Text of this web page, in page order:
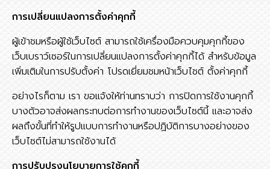
การเปลี่ยนแปลงการตั้งค่าคุกกี้
ผู้เข้าชมหรือผู้ใช้เว็บไซต์ สามารถใช้เครื่องมือควบคุมคุกกี้ของ
เว็บเบราว์เซอร์ในการเปลี่ยนแปลงการตั้งค่าคุกกี้ได้ สำหรับข้อมูล
เพิ่มเติมในการปรับตั้งค่า โปรดเยี่ยมชมหน้าเว็บไชต์ ตั้งค่าคุกกี้
อย่างไรก็ตาม เรา ขอแจ้งให้ท่านทราบว่า การปิดการใช้งานคุกกี้
บางตัวอาจส่งผลกระทบต่อการทำงานของเว็บไซต์นี้ และอาจส่ง
ผลถึงขั้นที่ทำให้รูปแบบการทำงานหรือปฏิบัติการบางอย่างของ
เว็บไซต์ไม่สามารถใช้งานได้
การปรับปรุงนโยบายการใช้คุกกี้